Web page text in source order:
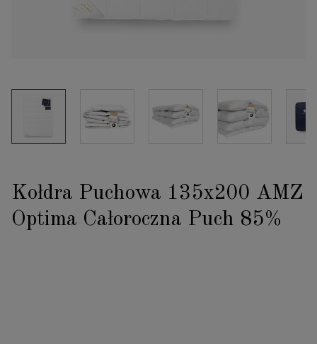
Kołdra Puchowa 135x200 AMZ
Optima Całoroczna Puch 85%